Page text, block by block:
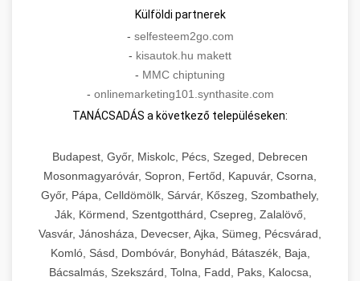
Külföldi partnerek
- selfesteem2go.com
- kisautok.hu makett
- MMC chiptuning
- onlinemarketing101.synthasite.com
TANÁCSADÁS a következő településeken:
Budapest, Győr, Miskolc, Pécs, Szeged, Debrecen
Mosonmagyaróvár, Sopron, Fertőd, Kapuvár, Csorna,
Győr, Pápa, Celldömölk, Sárvár, Kőszeg, Szombathely,
Ják, Körmend, Szentgotthárd, Csepreg, Zalalövő,
Vasvár, Jánosháza, Devecser, Ajka, Sümeg, Pécsvárad,
Komló, Sásd, Dombóvár, Bonyhád, Bátaszék, Baja,
Bácsalmás, Szekszárd, Tolna, Fadd, Paks, Kalocsa,